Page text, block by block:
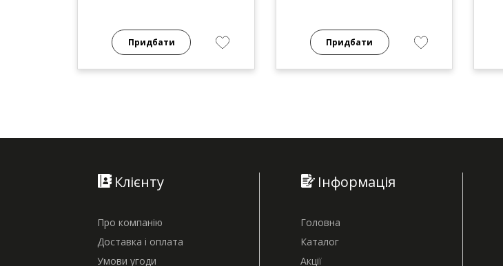
Придбати Придбати
Клієнту
Про компанію
Доставка і оплата
Умови угоди
Інформація
Головна
Каталог
Акції